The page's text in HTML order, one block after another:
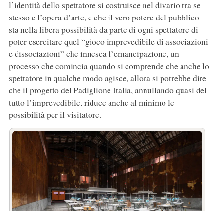
l’identità dello spettatore si costruisce nel divario tra se
stesso e l’opera d’arte, e che il vero potere del pubblico
sta nella libera possibilità da parte di ogni spettatore di
poter esercitare quel “gioco imprevedibile di associazioni
e dissociazioni” che innesca l’emancipazione, un
processo che comincia quando si comprende che anche lo
spettatore in qualche modo agisce, allora si potrebbe dire
che il progetto del Padiglione Italia, annullando quasi del
tutto l’imprevedibile, riduce anche al minimo le
possibilità per il visitatore.